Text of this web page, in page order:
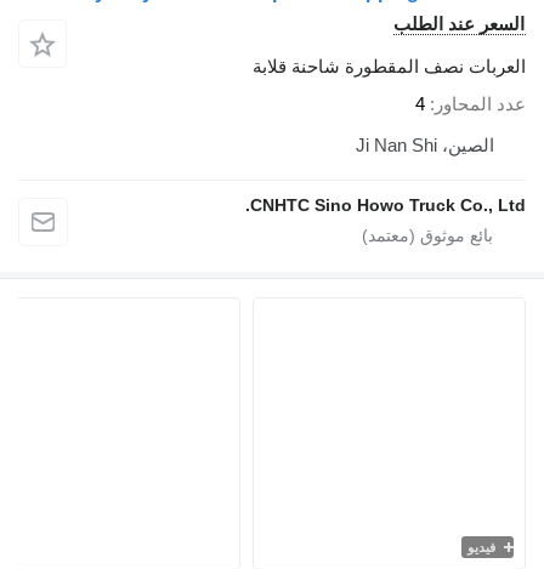
عند الطلب
نصف المقطورة شاحنة قلابة
المحاور 4
الصين، Ji Nan Shi
CNHTC Sino Howo Truck Co.,
فيديو